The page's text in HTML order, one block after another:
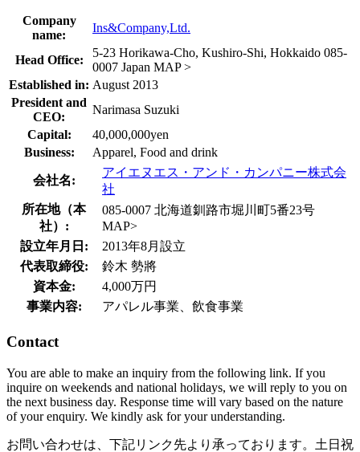
Company
name:
Ins&Company,Ltd.
Head Office:
5-23 Horikawa-Cho, Kushiro-Shi, Hokkaido 085-
0007 Japan MAP >
Established in: August 2013
President and
CEO:
Narimasa Suzuki
Capital:
40,000,000yen
Business:
Apparel, Food and drink
会社名:
アイエヌエス・アンド・カンパニー株式会
社
所在地（本
社）:
085-0007 北海道釧路市堀川町5番23号
MAP>
設立年月日:
2013年8月設立
代表取締役:
鈴木 勢將
資本金:
4,000万円
事業内容:
アパレル事業、飲食事業
Contact
You are able to make an inquiry from the following link. If you
inquire on weekends and national holidays, we will reply to you on
the next business day. Response time will vary based on the nature
of your enquiry. We kindly ask for your understanding.
お問い合わせは、下記リンク先より承っております。土日祝